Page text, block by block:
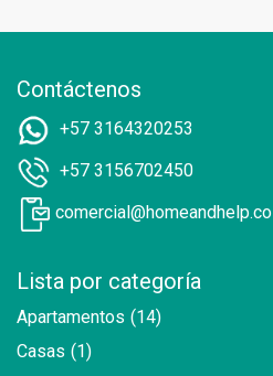
Contáctenos
+57 3164320253
+57 3156702450
comercial@homeandhelp.co
Lista por categoría
Apartamentos (14)
Casas (1)